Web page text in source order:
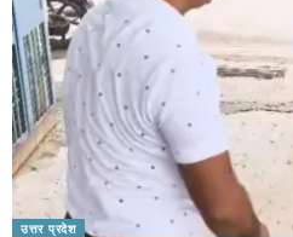
उत्तर प्रदेश